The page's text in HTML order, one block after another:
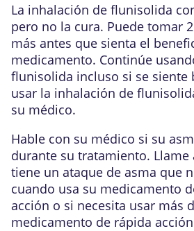
La inhalación de flunisolida
pero no la cura. Puede tomar
más antes que sienta el
medicamento. Continúe
flunisolida incluso si se siente
usar la inhalación de
su médico.
Hable con su médico si su
durante su tratamiento. Llame
tiene un ataque de asma que
cuando usa su medicamento
acción o si necesita usar más
medicamento de rápida